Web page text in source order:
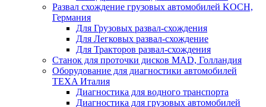
Развал схождение грузовых автомобилей KOCH,
Германия
Для Грузовых развал-схождения
Для Легковых развал-схождение
Для Тракторов развал-схождения
Станок для проточки дисков MAD, Голландия
Оборудование для диагностики автомобилей
TEXA Италия
Диагностика для водного транспорта
Диагностика для грузовых автомобилей